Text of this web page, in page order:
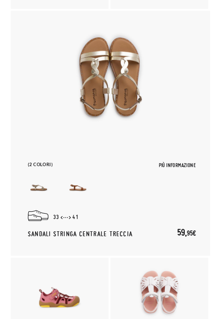
(2 COLORI) PIÙ INFORMAZIONE
33 41
SANDALI STRINGA CENTRALE TRECCIA 59,95€